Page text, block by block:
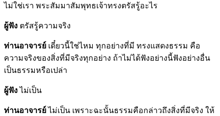
ไม่ใช่เรา พระสัมมาสัมพุทธเจ้าทรงตรัสรู้อะไร
ผู้ฟัง ตรัสรู้ความจริง
ท่านอาจารย์ เดี๋ยวนี้ใช่ไหม ทุกอย่างที่มี ทรงแสดงธรรม คือ
ความจริงของสิ่งที่มีจริงทุกอย่าง ถ้าไม่ได้ฟังอย่างนี้ฟังอย่างอื่น
เป็นธรรมหรือเปล่า
ผู้ฟังไม่เป็น
ท่านอาจารย์ไม่เป็น เพราะฉะนั้นธรรมคือกล่าวถึงสิ่งที่มีจริง ให้